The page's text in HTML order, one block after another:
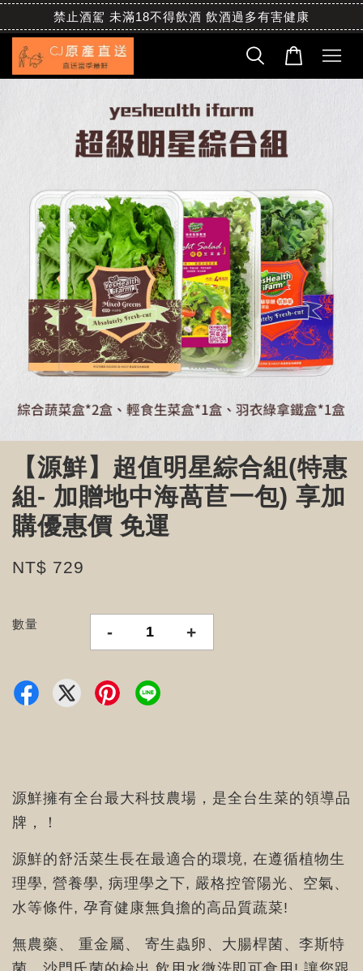
禁止酒駕 未滿18不得飲酒 飲酒過多有害健康
【源鮮】超值明星綜合組(特惠
組- 加贈地中海萵苣一包) 享加
購優惠價 免運
NT$ 729
數量 - +
源鮮擁有全台最大科技農場， 是全台生菜的領導品
牌，！
源鮮的舒活菜生長在最適合的環境, 在遵循植物生
理學, 營養學, 病理學之下, 嚴格控管陽光、空氣、
水等條件, 孕育健康無負擔的高品質蔬菜!
無農藥、 重金屬、 寄生蟲卵、大腸桿菌、李斯特